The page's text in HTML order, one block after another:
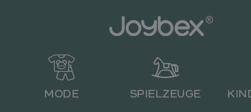
MODE SPIELZEUGE